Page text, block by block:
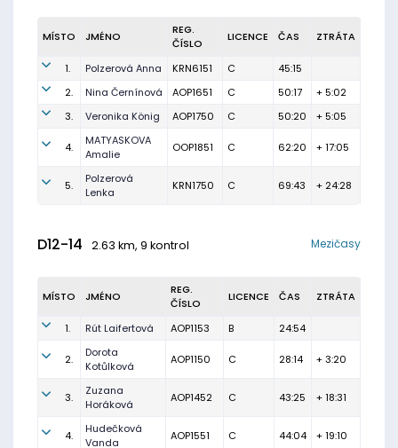
MÍSTO JMÉNO
REG.
ČÍSLO
LICENCE ČAS ZTRÁTA
1. Polzerová Anna KRN6151 C
45:15
2.
Nina Černínová AOP1651 C 50:17
+ 5:02
3.
Veronika König AOP1750 C 50:20 + 5:05
4.
MATYASKOVA
Amalie
OOP1851 C 62:20 + 17:05
5.
Polzerová
Lenka
KRN1750 C 69:43 + 24:28
D12-14 2.63 km, 9 kontrol Mezičasy
MÍSTO JMÉNO
REG.
ČÍSLO
LICENCE ČAS ZTRÁTA
1. Rút Laifertová AOP1153 B 24:54
2.
Dorota
Kotůlková
AOP1150 C 28:14 + 3:20
3.
Zuzana
Horáková
AOP1452 C 43:25 + 18:31
4.
Hudečková
Vanda
AOP1551 C 44:04 + 19:10